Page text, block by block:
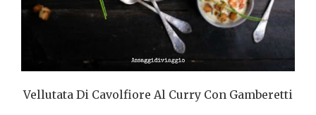
Vellutata Di Cavolfiore Al Curry Con Gamberetti